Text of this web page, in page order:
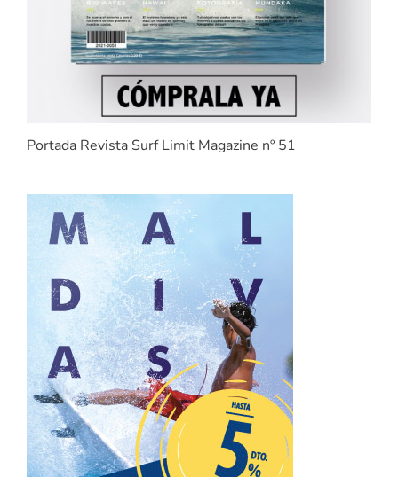
Portada Revista Surf Limit Magazine nº 51